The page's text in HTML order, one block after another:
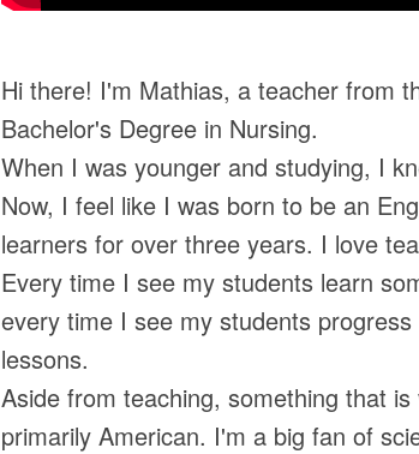
Hi there! I'm Mathias, a teacher from
Bachelor's Degree in Nursing.
When I was younger and studying, I
Now, I feel like I was born to be an
learners for over three years. I love
Every time I see my students learn
every time I see my students
lessons.
Aside from teaching, something that
primarily American. I'm a big fan of